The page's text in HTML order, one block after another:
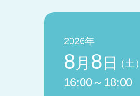
2026年
8月 8 日 （土）
16:00～18:00